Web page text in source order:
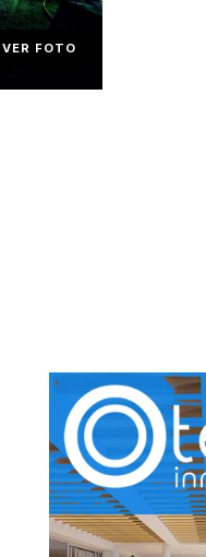
VER FOTO